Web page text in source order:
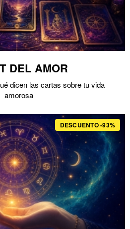
DEL AMOR
dicen las cartas sobre tu vida
amorosa
DESCUENTO -93%